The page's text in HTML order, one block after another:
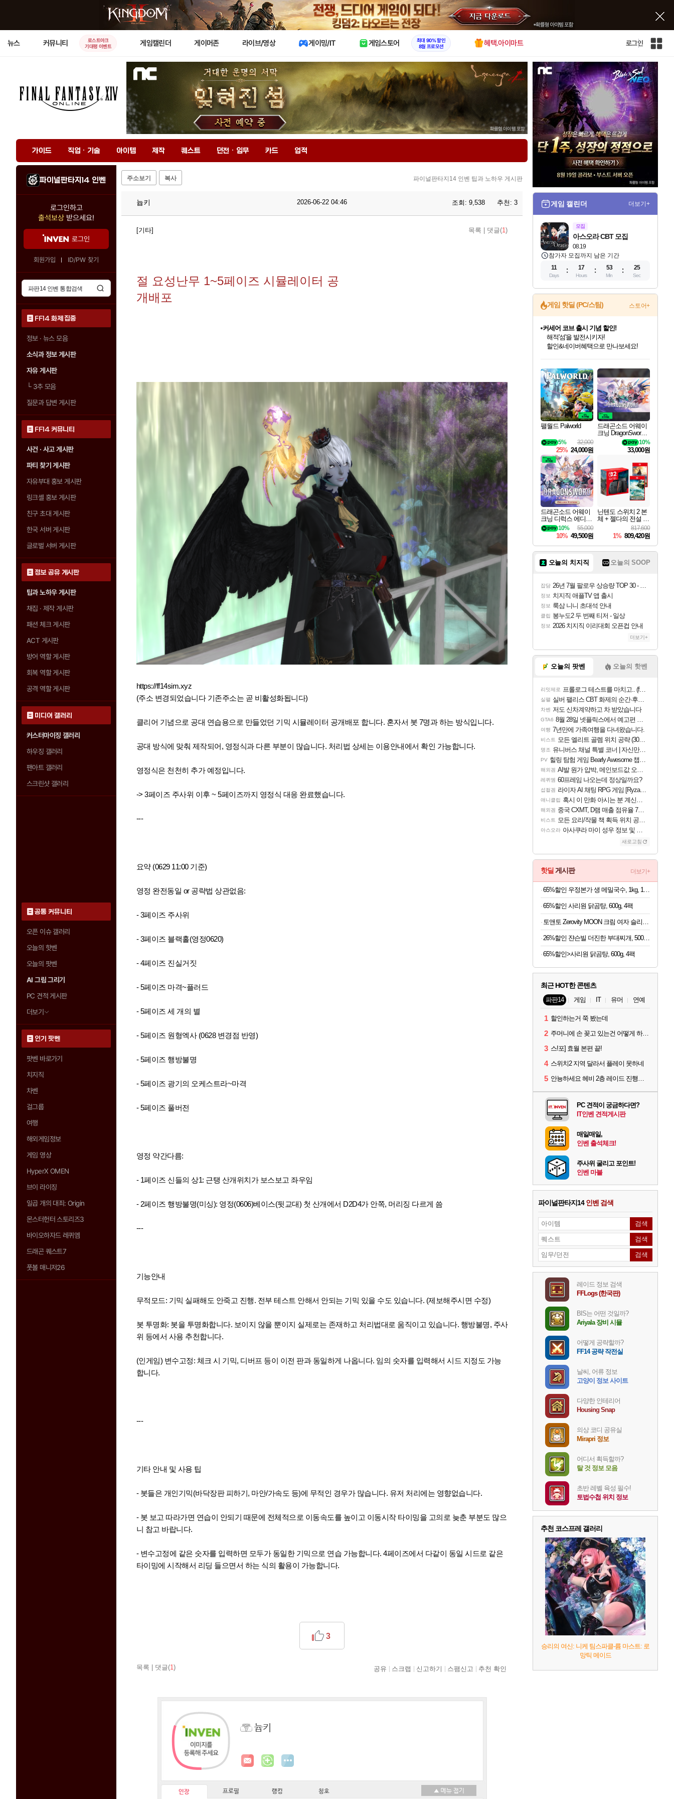
X
뉴스 커뮤니티
로스트아크
기대평 이벤트
게임캘린더 게이머존 라이브/영상 게이밍/IT 게임스토어
최대 90% 할인
8월 프로모션
혜택.아이마트 로그인
인
전
체
사
가이드 직업 · 기술 아이템 제작 퀘스트 던전 · 임무 카드 업적
파이널판타지14 인벤
로그인하고
출석보상 받으세요!
로그인
회원가입 ID/PW 찾기
FF14 화제 집중
정보 · 뉴스 모음
소식과 정보 게시판
자유 게시판
└3추 모음
질문과 답변 게시판
FF14 커뮤니티
사건 · 사고 게시판
파티 찾기 게시판
자유부대 홍보 게시판
링크셸 홍보 게시판
친구 초대 게시판
한국 서버 게시판
글로벌 서버 게시판
정보 공유 게시판
팁과 노하우 게시판
채집 · 제작 게시판
패션 체크 게시판
ACT 게시판
방어 역할 게시판
회복 역할 게시판
공격 역할 게시판
미디어 갤러리
커스터마이징 갤러리
하우징 갤러리
팬아트 갤러리
스크린샷 갤러리
공통 커뮤니티
오픈 이슈 갤러리
오늘의 핫벤
오늘의 팟벤
AI 그림 그리기
PC 견적 게시판
더보기
인기 팟벤
팟벤 바로가기
치지직
차벤
걸그룹
여행
해외게임정보
게임 영상
HyperX OMEN
브이 라이징
일곱 개의 대죄: Origin
몬스터헌터 스토리즈3
바이오하자드 레퀴엠
드래곤 퀘스트7
풋볼 매니저26
주소보기 복사 파이널판타지14 인벤 팁과 노하우 게시판
늅키 2026-06-22 04:46 조회: 9,538 추천: 3
[기타] 목록 댓글(1)
절 요성난무 1~5페이즈 시뮬레이터 공
개배포
https://ff14sim.xyz
(주소 변경되었습니다 기존주소는 곧 비활성화됩니다)
클리어 기념으로 공대 연습용으로 만들었던 기믹 시뮬레이터 공개배포 합니다. 혼자서 봇 7명과 하는 방식입니다.
공대 방식에 맞춰 제작되어, 영정식과 다른 부분이 많습니다. 처리법 상세는 이용안내에서 확인 가능합니다.
영정식은 천천히 추가 예정입니다.
-> 3페이즈 주사위 이후 ~ 5페이즈까지 영정식 대응 완료했습니다.
---
요약 (0629 11:00 기준)
영정 완전동일 or 공략법 상관없음:
- 3페이즈 주사위
- 3페이즈 블랙홀(영정0620)
- 4페이즈 진실거짓
- 5페이즈 마격~플러드
- 5페이즈 세 개의 별
- 5페이즈 원형엑사 (0628 변경점 반영)
- 5페이즈 행방불명
- 5페이즈 광기의 오케스트라~마격
- 5페이즈 풀버전
영정 약간다름:
- 1페이즈 신들의 상1: 근탱 산개위치가 보스보고 좌우임
- 2페이즈 행방불명(미싱): 영정(0606)베이스(뒷교대) 첫 산개에서 D2D4가 안쪽, 머리징 다르게 씀
---
기능안내
무적모드: 기믹 실패해도 안죽고 진행. 전부 테스트 안해서 안되는 기믹 있을 수도 있습니다. (제보해주시면 수정)
봇 투명화: 봇을 투명화합니다. 보이지 않을 뿐이지 실제로는 존재하고 처리법대로 움직이고 있습니다. 행방불명, 주사
위 등에서 사용 추천합니다.
(인게임) 변수고정: 체크 시 기믹, 디버프 등이 이전 판과 동일하게 나옵니다. 임의 숫자를 입력해서 시드 지정도 가능
합니다.
---
기타 안내 및 사용 팁
- 봇들은 개인기믹(바닥장판 피하기, 마안/가속도 등)에 무적인 경우가 많습니다. 유저 처리에는 영향없습니다.
- 봇 보고 따라가면 연습이 안되기 때문에 전체적으로 이동속도를 높이고 이동시작 타이밍을 고의로 늦춘 부분도 많으
니 참고 바랍니다.
- 변수고정에 같은 숫자를 입력하면 모두가 동일한 기믹으로 연습 가능합니다. 4페이즈에서 다같이 동일 시드로 같은
타이밍에 시작해서 리딩 들으면서 하는 식의 활용이 가능합니다.
목록 댓글(1)
3
공유 스크랩 신고하기 스팸신고 추천 확인
늅키
인장 프로필 랭킹 칭호
게임 캘린더 더보기+
모집
08.19
아스오라 CBT 모집
참가자 모집까지 남은 기간
11
Days
17
Hours
53
Min
23
Sec
게임 핫딜 (PC/스팀) 스토어+
최대 90% 할인가를 만나보세요!
네이버혜택과 함께 만나보세요!
50%할인&추가 적립까지!
네이버 포인트 혜택까지!
이니&베니 혜택까지!
네이버 혜택가와 함께 예약하세요!
커세어 코브 출시 기념 할인!
해적'섬'을 발전시키자!
할인&네이버혜택으로 만나보세요!
네이버페이 혜택과 만나보세요!
40주년 프로모션으로 만나보세요!
할인가에 만나보세요!
일부 에디션 상시 할인!
혜택으로 예약 판매 중
편안하게 충전하세요
팰월드 Palworld
32,000
5%
25% 24,000원
드래곤소드 어웨이
크닝 DragonSword A
10%
33,000원
드래곤소드 어웨이
크닝 디럭스 에디션
DragonSword Awake
ning Deluxe Edition
55,000
10%
10% 49,500원
닌텐도 스위치 2 본
체 + 젤다의 전설 티
어스 오브 더 킹덤
닌텐도 스위치 2 에
디션 + 젤다의 전설
브레스 오브 더 와
일드 닌텐도 스위치
2 에디션 번들
817,600
1% 809,420원
오늘의 치지직 오늘의 SOOP
잡담 26년 7월 팔로우 상승량 TOP 30 - 월간 치지직
정보 치지직 애플TV 앱 출시
정보 룩삼 니니 초대석 안내
클립 봉누도2 두 번째 티저 - 일상
정보 2026 치지직 이리대회 오픈컵 안내
더보기+
오늘의 팟벤 오늘의 핫벤
리밋제로 프롤로그 테스트를 마치고.. (feat. 리아)
실팰 실버 팰리스 CBT 화제의 순간·후기 모음
차벤 저도 신차계약하고 차 받았습니다
GTA6 8월 28일 넷플릭스에서 예고편 공개 예정
여행 7년만에 가족여행을 다녀왔습니다.
비스트 모든 엘리트 골렘 위치 공략 (30개) - 방랑 결투가
명조 유니버스 채널 특별 코너 | 자신만의 스타일
PV 힐링 탐험 게임 Bearly Awesome 챕터 1 트레일러
해외겜 AI발 원가 압박, 메인보드값 오르나
레퀴엠 60프레임 나오는데 정상일까요?
섭컬겜 라이자 AI 채팅 RPG 게임 [RyzaChat: AI] 공개
애니클립 혹시 이 만화 아시는 분 계신가요
해외겜 중국 CXMT, D램 매출 점유율 7%…글로벌 4위로 부상
비스트 모든 요리/작물 책 획득 위치 공략 (36개) - 미식가 도전과제
아스오라 아사쿠라 마이 성우 정보 및 주요 필모
새로고침
핫딜 게시판 더보기+
65%할인 사리원 닭곰탕, 600g, 4팩
26%할인 쟌슨빌 더진한 부대찌개, 500g, 3개
65%할인>사리원 닭곰탕, 600g, 4팩
최근 HOT한 콘텐츠
파판14 게임 IT 유머 연예
1 할인하는거 쭉 봤는데
2 주머니에 손 꽂고 있는건 어떻게 하는건가요?
3 스!포] 효월 본편 끝!
4 스위치2 지역 달라서 플레이 못하네
5 안뇽하세요 헤비 2층 레이드 진행중이었던 적마인데요
PC 견적이 궁금하다면?
IT인벤 견적게시판
매일매일,
인벤 출석체크!
주사위 굴리고 포인트!
인벤 마블
파이널판타지14인벤 검색
레이드 정보 검색
FFLogs (한국판)
BIS는 어떤 것일까?
Ariyala 장비 시뮬
어떻게 공략할까?
FF14 공략 작전실
날씨, 어류 정보
고양이 정보 사이트
다양한 인테리어
Housing Snap
의상 코디 공유실
Mirapri 정보
어디서 획득할까?
탈 것 정보 모음
초반 레벨 육성 필수!
토법수첩 위치 정보
추천 코스프레 갤러리
승리의 여신: 니케 팀스파클-륨 마스트: 로
망틱 메이드